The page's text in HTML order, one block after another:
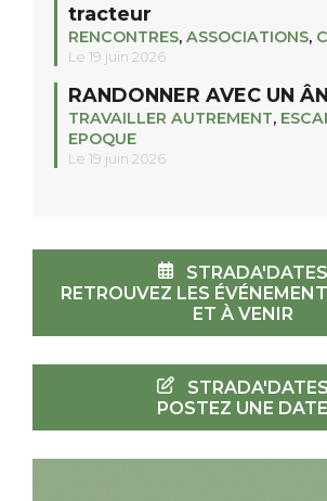
tracteur
RENCONTRES, ASSOCIATIONS,
Le 19 juin 2026
RANDONNER AVEC UN
TRAVAILLER AUTREMENT,
EPOQUE
Le 19 juin 2026
STRADA'DATES
RETROUVEZ LES
ET À VENIR
STRADA'DATES
POSTEZ UNE DATE